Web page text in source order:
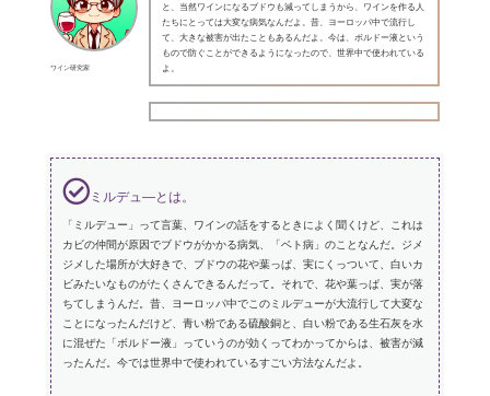
ワイン研究家
と、当然ワインになるブドウも減ってしまうから、ワインを作る人
たちにとっては大変な病気なんだよ。昔、ヨーロッパ中で流行し
て、大きな被害が出たこともあるんだよ。今は、ボルドー液という
もので防ぐことができるようになったので、世界中で使われている
よ。
ミルデュ―とは。
「ミルデュー」って言葉、ワインの話をするときによく聞くけど、これは
カビの仲間が原因でブドウがかかる病気、「ベト病」のことなんだ。ジメ
ジメした場所が大好きで、ブドウの花や葉っぱ、実にくっついて、白いカ
ビみたいなものがたくさんできるんだって。それで、花や葉っぱ、実が落
ちてしまうんだ。昔、ヨーロッパ中でこのミルデューが大流行して大変な
ことになったんだけど、青い粉である硫酸銅と、白い粉である生石灰を水
に混ぜた「ボルドー液」っていうのが効くってわかってからは、被害が減
ったんだ。今では世界中で使われているすごい方法なんだよ。